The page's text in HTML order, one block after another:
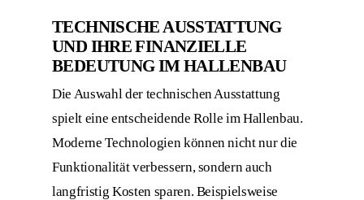
TECHNISCHE AUSSTATTUNG
UND IHRE FINANZIELLE
BEDEUTUNG IM HALLENBAU
Die Auswahl der technischen Ausstattung
spielt eine entscheidende Rolle im Hallenbau.
Moderne Technologien können nicht nur die
Funktionalität verbessern, sondern auch
langfristig Kosten sparen. Beispielsweise